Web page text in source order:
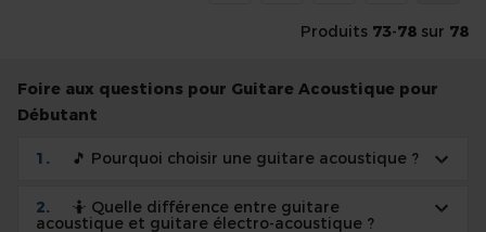
Produits 73-78 sur 78
Foire aux questions pour Guitare Acoustique pour
Débutant
🎵 Pourquoi choisir une guitare acoustique ?
🤷 Quelle différence entre guitare
acoustique et guitare électro-acoustique ?